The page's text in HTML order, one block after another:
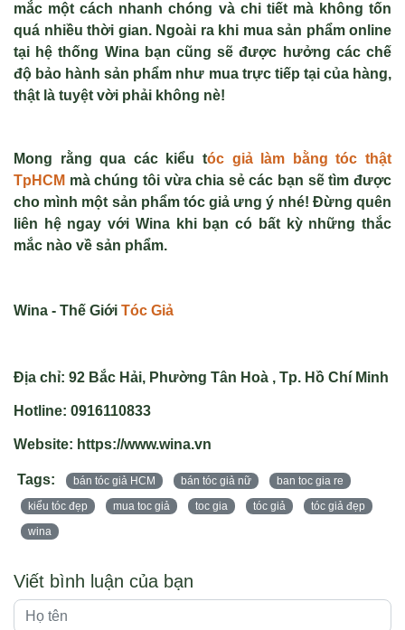
mắc một cách nhanh chóng và chi tiết mà không tốn
quá nhiều thời gian. Ngoài ra khi mua sản phẩm online
tại hệ thống Wina bạn cũng sẽ được hưởng các chế
độ bảo hành sản phẩm như mua trực tiếp tại của hàng,
thật là tuyệt vời phải không nè!
Mong rằng qua các kiểu tóc giả làm bằng tóc thật
TpHCM mà chúng tôi vừa chia sẻ các bạn sẽ tìm được
cho mình một sản phẩm tóc giả ưng ý nhé! Đừng quên
liên hệ ngay với Wina khi bạn có bất kỳ những thắc
mắc nào về sản phẩm.
Wina - Thế Giới Tóc Giả
Địa chỉ: 92 Bắc Hải, Phường Tân Hoà , Tp. Hồ Chí Minh
Hotline: 0916110833
Website: https://www.wina.vn
Tags: bán tóc giả HCM bán tóc giả nữ
ban toc gia re
kiểu tóc đẹp
mua toc giả toc gia tóc giả
tóc giả đẹp
wina
Viết bình luận của bạn